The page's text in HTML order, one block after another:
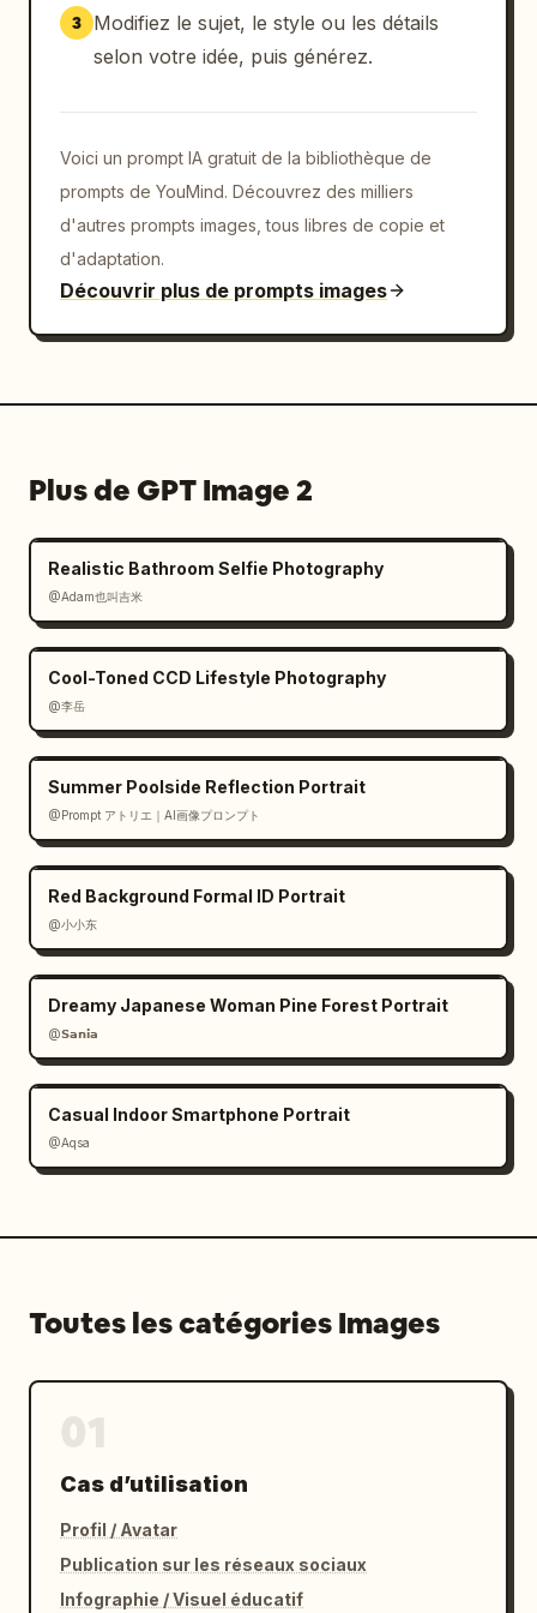
: ultra-détaillé, photoréaliste, résolution
8K, clarté macro, photographie de produit
professionnelle, réalisme documentaire.
3
Modifiez le sujet, le style ou les détails
selon votre idée, puis générez.
Voici un prompt IA gratuit de la bibliothèque de
prompts de YouMind. Découvrez des milliers
d'autres prompts images, tous libres de copie et
d'adaptation.
Découvrir plus de prompts images
Plus de GPT Image 2
Realistic Bathroom Selfie Photography
@Adam也叫吉米
Cool-Toned CCD Lifestyle Photography
@李岳
Summer Poolside Reflection Portrait
@Prompt アトリエ｜AI画像プロンプト
Red Background Formal ID Portrait
@小小东
Dreamy Japanese Woman Pine Forest Portrait
@𝗦𝗮𝗻𝗶𝗮
Casual Indoor Smartphone Portrait
@Aqsa
Toutes les catégories Images
Cas d’utilisation
Profil / Avatar
Publication sur les réseaux sociaux
Infographie / Visuel éducatif